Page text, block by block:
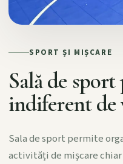
SPORT ȘI MIȘCARE
Sală de
indiferent de
Sala de sport permite
activități de mișcare